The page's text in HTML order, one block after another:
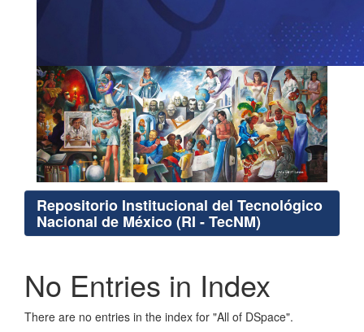
Repositorio Institucional del Tecnológico
Nacional de México (RI - TecNM)
No Entries in Index
There are no entries in the index for "All of DSpace".